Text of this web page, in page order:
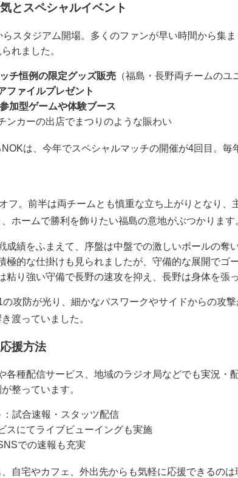
とスペシャルイベント
スタジアム開場。多くのファンが早い時間から集
れました。
チ恒例の限定グッズ販売 （福島・長野両チームのユ
ファイルプレゼント
加型ゲームや体験ブース
ンカーの出店でまつりのような賑わい
は、今年でスペシャルマッチの開催が4回目。毎
フ。前半は両チームとも慎重な立ち上がりとなり、
ホームで勝利を飾りたい福島の意地がぶつかります
成績をふまえて、序盤は中盤での激しいボールの奪
極的な仕掛けも見られましたが、守備的な展開でゴ
粘り強い守備で長野の速攻を抑え、長野は身体を張
の攻防が光り、細かなパスワークやサイドからの攻
渡っていました 。
援方法
各種配信サービス、地域のラジオ局などでも実況・
整っています。
：試合速報・スタッツ配信
スにてライブビューイングも実施
での速報も充実
自宅やカフェ、外出先からも気軽に応援できるのは